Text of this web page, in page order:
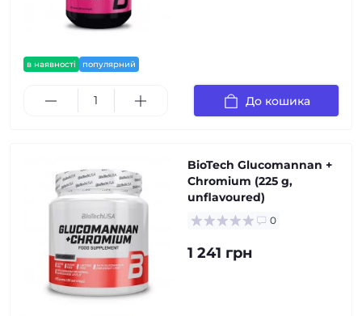
в наявності популярний
До кошика
BioTech Glucomannan +
Chromium (225 g,
unflavoured)
0
1 241 грн